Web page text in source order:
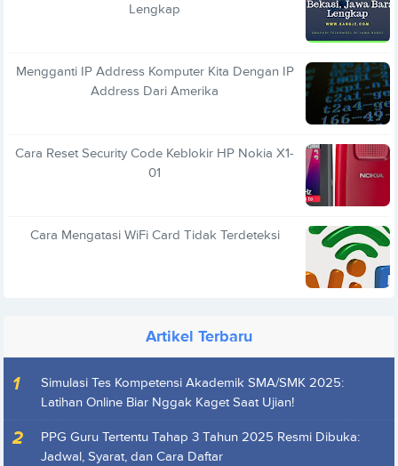
Lengkap
Mengganti IP Address Komputer Kita Dengan IP
Address Dari Amerika
Cara Reset Security Code Keblokir HP Nokia X1-
01
Cara Mengatasi WiFi Card Tidak Terdeteksi
Artikel Terbaru
Simulasi Tes Kompetensi Akademik SMA/SMK 2025:
Latihan Online Biar Nggak Kaget Saat Ujian!
PPG Guru Tertentu Tahap 3 Tahun 2025 Resmi Dibuka:
Jadwal, Syarat, dan Cara Daftar